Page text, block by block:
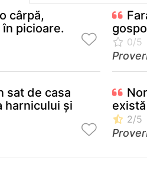
cârpă,
picioare.
sat de casa
harnicului şi